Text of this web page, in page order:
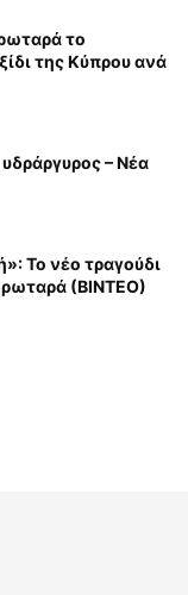
το
της Κύπρου ανά
– Νέα
Το νέο τραγούδι
(ΒΙΝΤΕΟ)